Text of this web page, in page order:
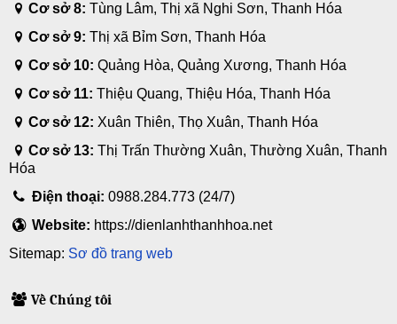
Cơ sở 8: Tùng Lâm, Thị xã Nghi Sơn, Thanh Hóa
Cơ sở 9: Thị xã Bỉm Sơn, Thanh Hóa
Cơ sở 10: Quảng Hòa, Quảng Xương, Thanh Hóa
Cơ sở 11: Thiệu Quang, Thiệu Hóa, Thanh Hóa
Cơ sở 12: Xuân Thiên, Thọ Xuân, Thanh Hóa
Cơ sở 13: Thị Trấn Thường Xuân, Thường Xuân, Thanh
Hóa
Điện thoại:0988.284.773 (24/7)
Website: https://dienlanhthanhhoa.net
Sitemap: Sơ đồ trang web
Về Chúng tôi